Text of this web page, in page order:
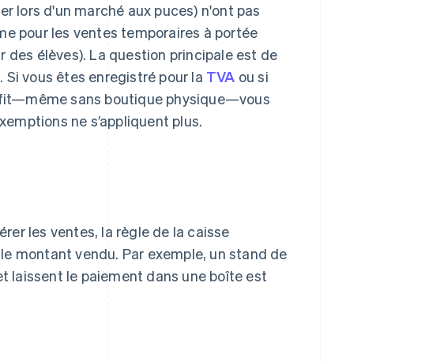
lors d'un marché aux puces) n'ont pas
pour les ventes temporaires à portée
élèves). La question principale est de
vous êtes enregistré pour la TVA ou si
sans boutique physique—vous
ne s’appliquent plus.
les ventes, la règle de la caisse
montant vendu. Par exemple, un stand de
laissent le paiement dans une boîte est